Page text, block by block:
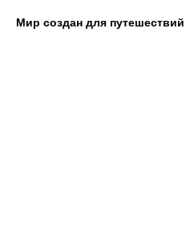
Мир создан для путешествий